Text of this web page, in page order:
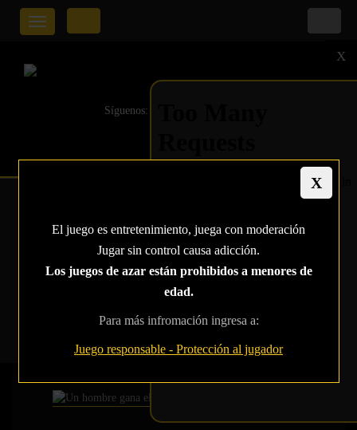
X
El juego es entretenimiento, juega con moderación
Jugar sin control causa adicción.
Los juegos de azar están prohibidos a menores de
edad.
Para más infromación ingresa a:
Juego responsable - Protección al jugador
Síguenos:
Toggle
navigation
UN HOMBRE GANA
EL LADIES WPT,
DAVE HUGHES
Un hombre gana el LADIES WPT, Dave Hughes